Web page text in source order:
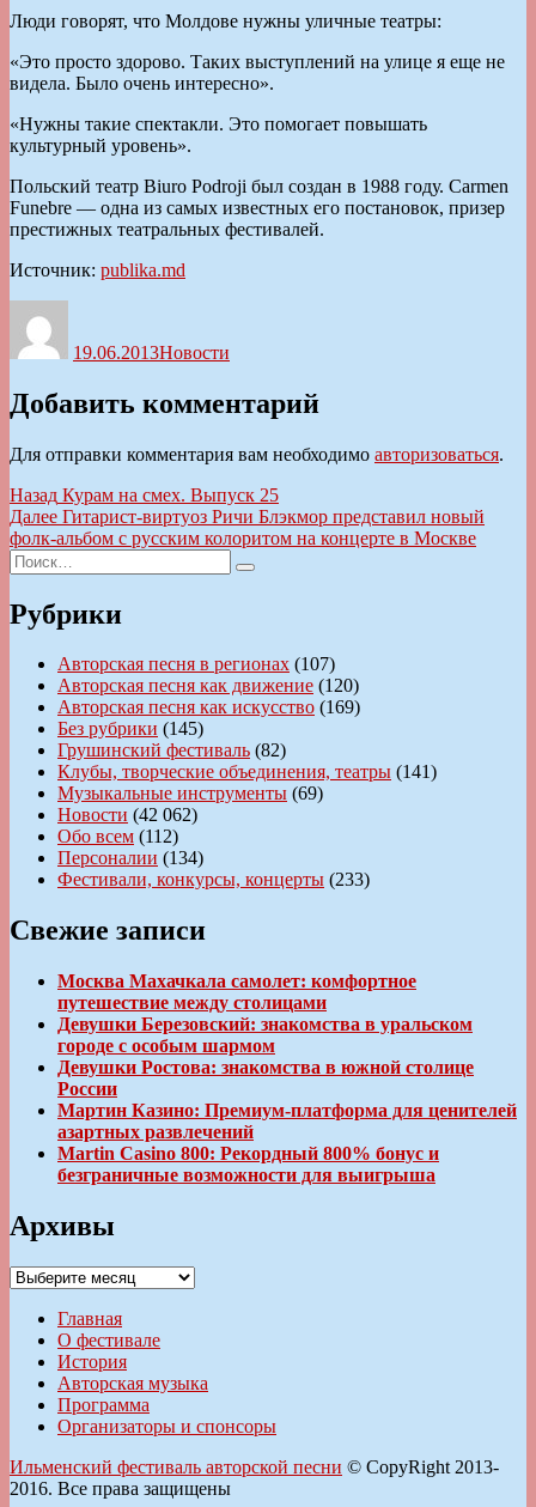
Люди говорят, что Молдове нужны уличные театры:
«Это просто здорово. Таких выступлений на улице я еще не
видела. Было очень интересно».
«Нужны такие спектакли. Это помогает повышать
культурный уровень».
Польский театр Biuro Podroji был создан в 1988 году. Carmen
Funebre — одна из самых известных его постановок, призер
престижных театральных фестивалей.
Источник: publika.md
19.06.2013Новости
Добавить комментарий
Для отправки комментария вам необходимо авторизоваться.
Навигация
по
записям
Назад Предыдущая
запись:
Курам на смех. Выпуск 25
Далее Следующая
запись:
Гитарист-виртуоз Ричи Блэкмор представил новый
фолк-альбом с русским колоритом на концерте в Москве
Искать:
Поиск
Рубрики
Авторская песня в регионах (107)
Авторская песня как движение (120)
Авторская песня как искусство (169)
Без рубрики (145)
Грушинский фестиваль (82)
Клубы, творческие объединения, театры (141)
Музыкальные инструменты (69)
Новости (42 062)
Обо всем (112)
Персоналии (134)
Фестивали, конкурсы, концерты (233)
Свежие записи
Москва Махачкала самолет: комфортное
путешествие между столицами
Девушки Березовский: знакомства в уральском
городе с особым шармом
Девушки Ростова: знакомства в южной столице
России
Мартин Казино: Премиум-платформа для ценителей
азартных развлечений
Martin Casino 800: Рекордный 800% бонус и
безграничные возможности для выигрыша
Архивы
Архивы
Главная
О фестивале
История
Авторская музыка
Программа
Организаторы и спонсоры
Ильменский фестиваль авторской песни © CopyRight 2013-
2016. Все права защищены